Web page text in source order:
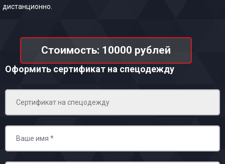
дистанционно.
Стоимость: 10000 рублей
Оформить сертификат на спецодежду